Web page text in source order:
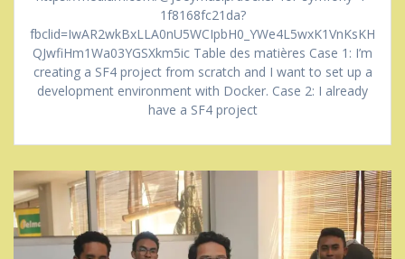
1f8168fc21da?
fbclid=IwAR2wkBxLLA0nU5WCIpbH0_YWe4L5wxK1VnKsKH
QJwfiHm1Wa03YGSXkm5ic Table des matières Case 1: I’m
creating a SF4 project from scratch and I want to set up a
development environment with Docker. Case 2: I already
have a SF4 project